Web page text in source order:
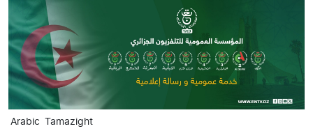
Skip to main content
Arabic Tamazight